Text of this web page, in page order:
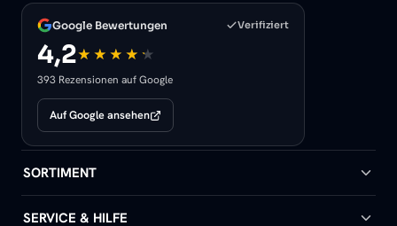
Google Bewertungen Verifiziert
4,2
393 Rezensionen auf Google
Auf Google ansehen
SORTIMENT
Badheizkörper
SERVICE & HILFE